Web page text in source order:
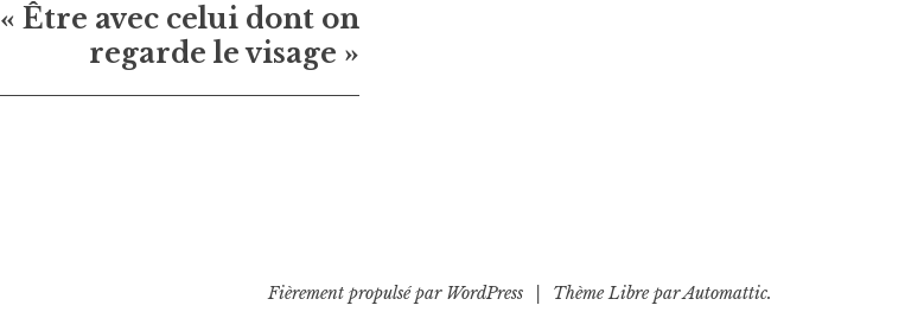
« Être avec celui dont on
regarde le visage »
Fièrement propulsé par WordPress Thème Libre parAutomattic.